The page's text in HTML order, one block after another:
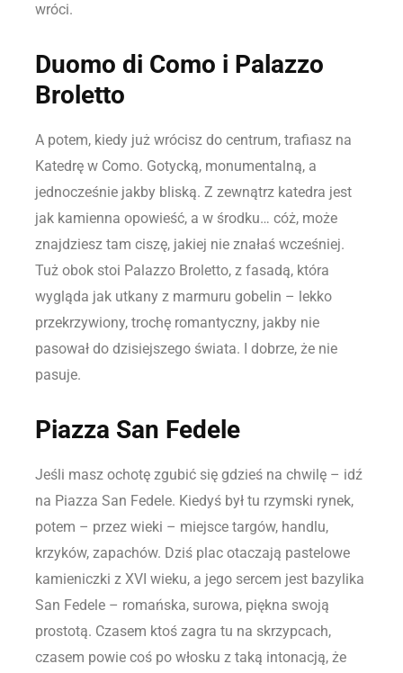
wróci.
Duomo di Como i Palazzo
Broletto
A potem, kiedy już wrócisz do centrum, trafiasz na
Katedrę w Como. Gotycką, monumentalną, a
jednocześnie jakby bliską. Z zewnątrz katedra jest
jak kamienna opowieść, a w środku… cóż, może
znajdziesz tam ciszę, jakiej nie znałaś wcześniej.
Tuż obok stoi Palazzo Broletto, z fasadą, która
wygląda jak utkany z marmuru gobelin – lekko
przekrzywiony, trochę romantyczny, jakby nie
pasował do dzisiejszego świata. I dobrze, że nie
pasuje.
Piazza San Fedele
Jeśli masz ochotę zgubić się gdzieś na chwilę – idź
na Piazza San Fedele. Kiedyś był tu rzymski rynek,
potem – przez wieki – miejsce targów, handlu,
krzyków, zapachów. Dziś plac otaczają pastelowe
kamieniczki z XVI wieku, a jego sercem jest bazylika
San Fedele – romańska, surowa, piękna swoją
prostotą. Czasem ktoś zagra tu na skrzypcach,
czasem powie coś po włosku z taką intonacją, że